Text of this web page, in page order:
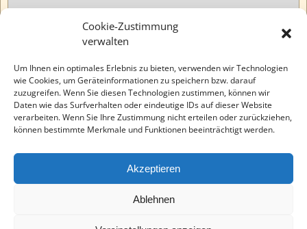
Cookie-Zustimmung
verwalten
Um Ihnen ein optimales Erlebnis zu bieten, verwenden wir Technologien
wie Cookies, um Geräteinformationen zu speichern bzw. darauf
zuzugreifen. Wenn Sie diesen Technologien zustimmen, können wir
Daten wie das Surfverhalten oder eindeutige IDs auf dieser Website
verarbeiten. Wenn Sie Ihre Zustimmung nicht erteilen oder zurückziehen,
können bestimmte Merkmale und Funktionen beeinträchtigt werden.
Akzeptieren
Ablehnen
Varia